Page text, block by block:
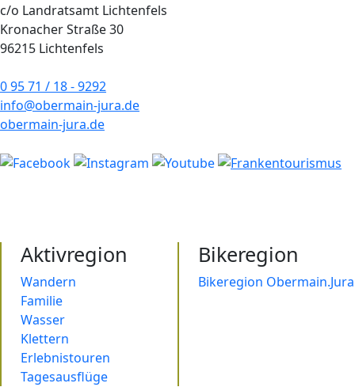
c/o Landratsamt Lichtenfels
Kronacher Straße 30
96215 Lichtenfels
0 95 71 / 18 - 9292
info@obermain-jura.de
obermain-jura.de
Aktivregion
Wandern
Familie
Wasser
Klettern
Erlebnistouren
Tagesausflüge
Bikeregion
Bikeregion Obermain.Jura